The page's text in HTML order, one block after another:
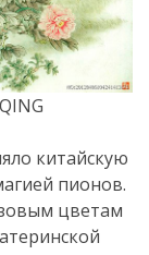
китайскую
пионов.
цветам